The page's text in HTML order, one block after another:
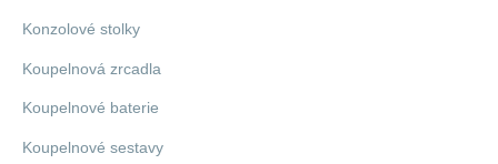
Konzolové stolky
Koupelnová zrcadla
Koupelnové baterie
Koupelnové sestavy